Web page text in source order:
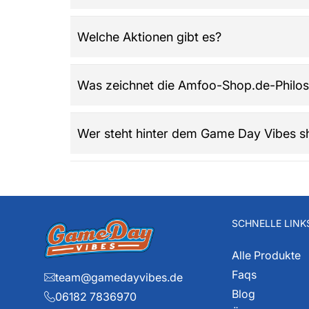
Welche Aktionen gibt es?
ohne Mindestbestellwert.​
Was zeichnet die Amfoo-Shop.de-
sich als Zentrum der Football-Fans mit
Wer steht hinter dem Game Day Vibes
Teams und die exklusiven Details liegen ihm
team@gamedayvibes.de
06182 7836970
SCHNELLE
Alle Produkte
Faqs
Blog